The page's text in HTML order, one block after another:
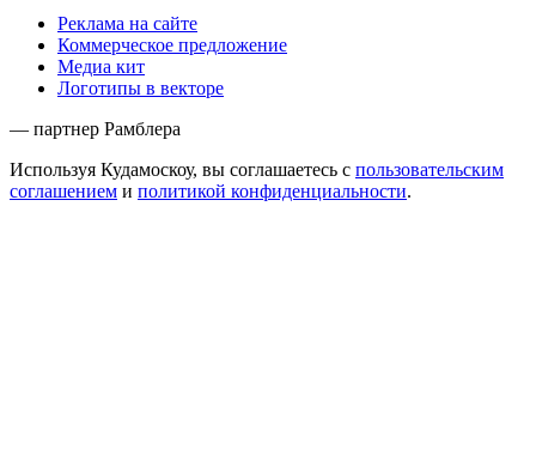
Реклама на сайте
Коммерческое предложение
Медиа кит
Логотипы в векторе
— партнер Рамблера
Используя Кудамоскоу, вы соглашаетесь с пользовательским
соглашением и политикой конфиденциальности.